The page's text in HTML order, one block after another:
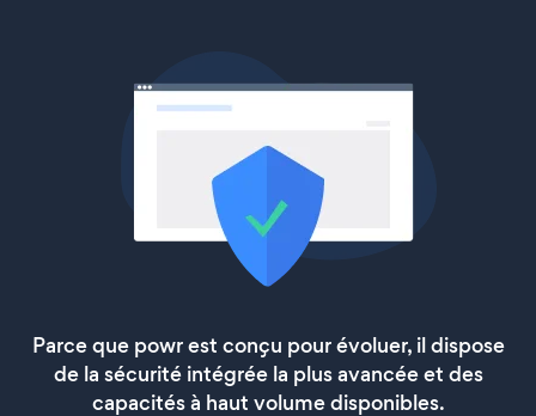
Parce que powr est conçu pour évoluer, il dispose
de la sécurité intégrée la plus avancée et des
capacités à haut volume disponibles.